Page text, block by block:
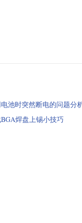
池时突然断电的问题分
焊盘上锡小技巧